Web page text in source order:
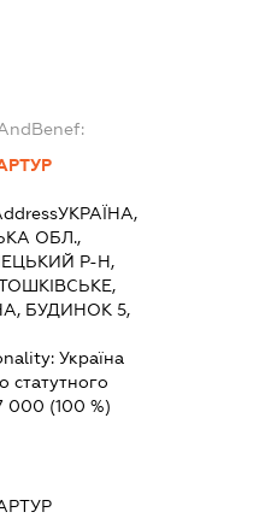
УКРАЇНА,
ОБЛ.,
Р-Н,
БУДИНОК 5,
Україна
статутного
000 (100 %)